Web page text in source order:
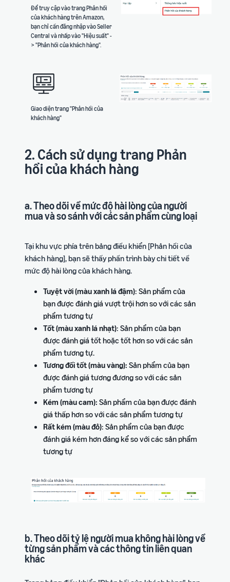
Để truy cập vào trang Phản hồi
của khách hàng trên Amazon,
bạn chỉ cần đăng nhập vào Seller
Central và nhấp vào "Hiệu suất" -
> "Phản hồi của khách hàng".
Giao diện trang "Phản hồi của
khách hàng"
2. Cách sử dụng trang Phản
hồi của khách hàng
a. Theo dõi về mức độ hài lòng của người
mua và so sánh với các sản phẩm cùng loại
Tại khu vực phía trên bảng điều khiển [Phản hồi của
khách hàng], bạn sẽ thấy phần trình bày chi tiết về
mức độ hài lòng của khách hàng.
Tuyệt vời (màu xanh lá đậm): Sản phẩm của
bạn được đánh giá vượt trội hơn so với các sản
phẩm tương tự
Tốt (màu xanh lá nhạt): Sản phẩm của bạn
được đánh giá tốt hoặc tốt hơn so với các sản
phẩm tương tự.
Tương đối tốt (màu vàng): Sản phẩm của bạn
được đánh giá tương đương so với các sản
phẩm tương tự
Kém (màu cam): Sản phẩm của bạn được đánh
giá thấp hơn so với các sản phẩm tương tự
Rất kém (màu đỏ): Sản phẩm của bạn được
đánh giá kém hơn đáng kể so với các sản phẩm
tương tự
b. Theo dõi tỷ lệ người mua không hài lòng về
từng sản phẩm và các thông tin liên quan
khác